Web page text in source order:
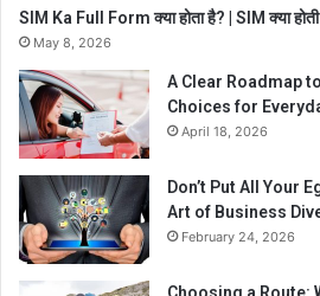
SIM Ka Full Form क्या होता है? | SIM क्या
May 8, 2026
A Clear Roadmap
Choices for
April 18, 2026
Don’t Put All Your
Art of Business
February 24, 2026